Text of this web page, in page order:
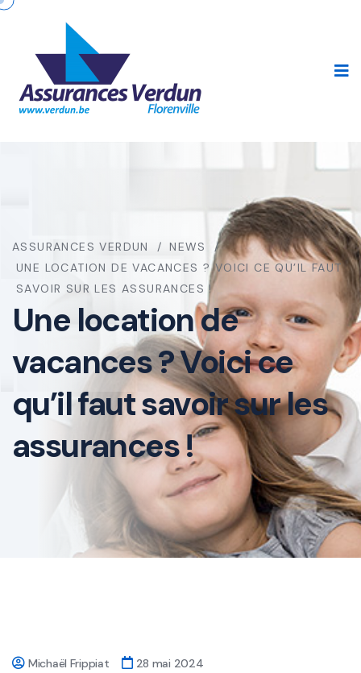
ASSURANCES VERDUN
NEWS
UNE LOCATION DE VACANCES ? VOICI CE QU’IL FAUT
SAVOIR SUR LES ASSURANCES !
Une location de
vacances ? Voici ce
qu’il faut savoir sur les
assurances !
Michaël Frippiat 28 mai 2024